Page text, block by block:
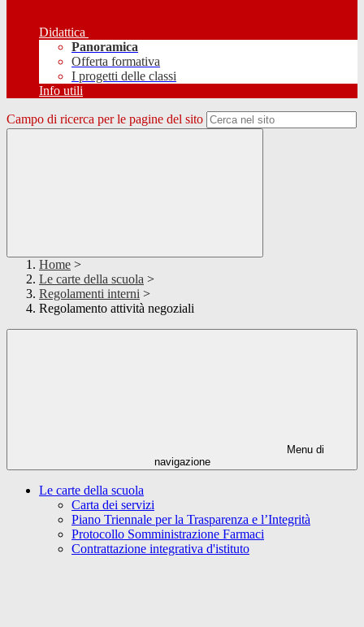
Didattica
Panoramica
Offerta formativa
I progetti delle classi
Info utili
Campo di ricerca per le pagine del sito
Home >
Le carte della scuola >
Regolamenti interni >
Regolamento attività negoziali
Menu di
navigazione
Le carte della scuola
Carta dei servizi
Piano Triennale per la Trasparenza e l’Integrità
Protocollo Somministrazione Farmaci
Contrattazione integrativa d'istituto